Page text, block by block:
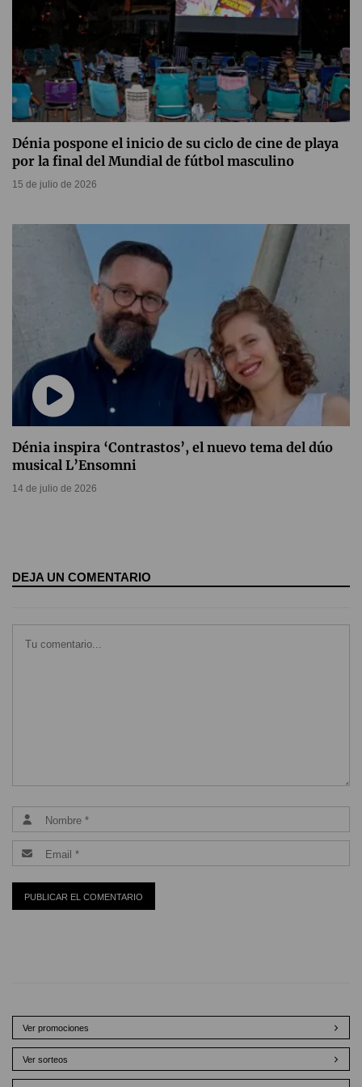
Dénia pospone el inicio de su ciclo de cine de playa
por la final del Mundial de fútbol masculino
15 de julio de 2026
Dénia inspira ‘Contrastos’, el nuevo tema del dúo
musical L’Ensomni
14 de julio de 2026
DEJA UN COMENTARIO
Ver promociones
Ver sorteos